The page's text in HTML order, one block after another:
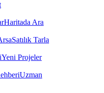
Haritada Ara
Satılık Tarla
Yeni Projeler
Uzman